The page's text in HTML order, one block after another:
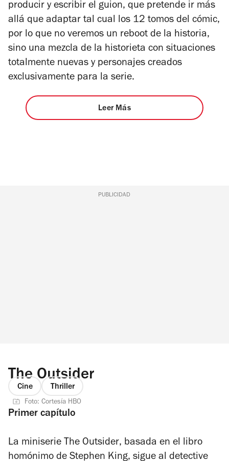
producir y escribir el guion, que pretende ir más
allá que adaptar tal cual los 12 tomos del cómic,
por lo que no veremos un reboot de la historia,
sino una mezcla de la historieta con situaciones
totalmente nuevas y personajes creados
exclusivamente para la serie.
Leer Más
PUBLICIDAD
The Outsider
Cine Thriller
Foto: Cortesía HBO
Primer capítulo
La miniserie The Outsider, basada en el libro
homónimo de Stephen King, sigue al detective